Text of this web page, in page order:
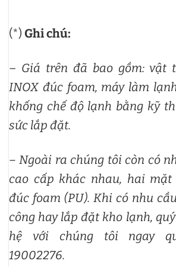
(*) Ghi chú:
– Giá trên đã bao gồm: vật
INOX đúc foam, máy làm
khống chế độ lạnh bằng kỹ
sức lắp đặt.
– Ngoài ra chúng tôi còn có
cao cấp khác nhau, hai mặt
đúc foam (PU). Khi có nhu
công hay lắp đặt kho lạnh,
hệ với chúng tôi ngay
19002276.